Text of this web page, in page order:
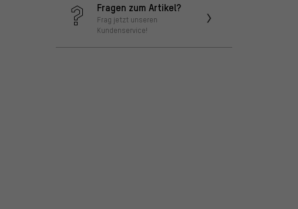
Fragen zum Artikel?
Frag jetzt unseren
Kundenservice!